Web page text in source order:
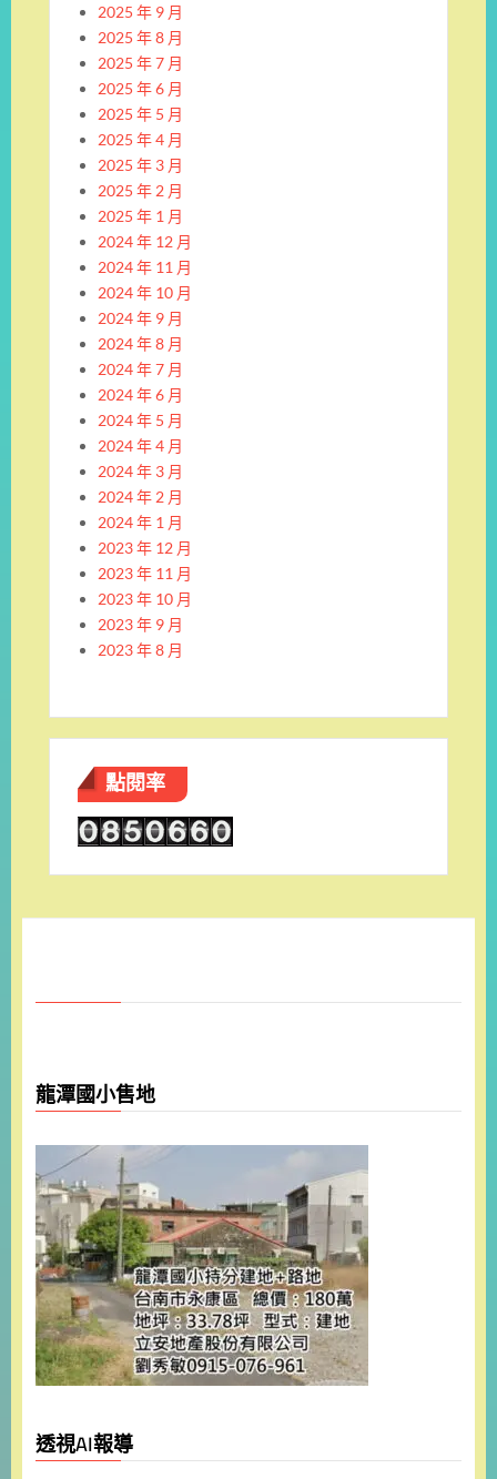
2025 年 9 月
2025 年 8 月
2025 年 7 月
2025 年 6 月
2025 年 5 月
2025 年 4 月
2025 年 3 月
2025 年 2 月
2025 年 1 月
2024 年 12 月
2024 年 11 月
2024 年 10 月
2024 年 9 月
2024 年 8 月
2024 年 7 月
2024 年 6 月
2024 年 5 月
2024 年 4 月
2024 年 3 月
2024 年 2 月
2024 年 1 月
2023 年 12 月
2023 年 11 月
2023 年 10 月
2023 年 9 月
2023 年 8 月
點閱率
龍潭國小售地
透視AI報導